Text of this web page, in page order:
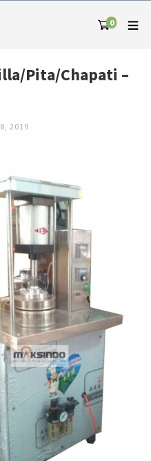
0
Pita/Chapati –
2019